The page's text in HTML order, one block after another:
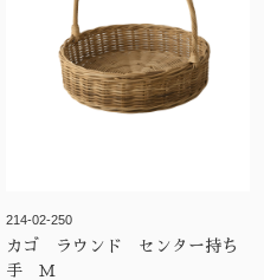
214-02-250
カゴ ラウンド センター持ち
手 Ｍ